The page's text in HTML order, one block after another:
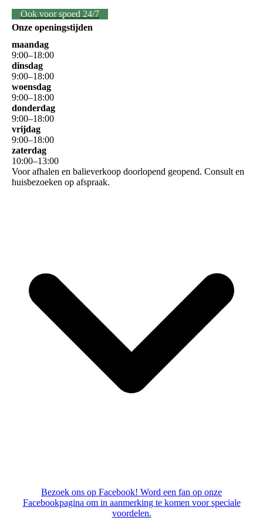
Ook voor spoed 24/7
Onze openingstijden
maandag
9:00–18:00
dinsdag
9:00–18:00
woensdag
9:00–18:00
donderdag
9:00–18:00
vrijdag
9:00–18:00
zaterdag
10:00–13:00
Voor afhalen en balieverkoop doorlopend geopend. Consult en
huisbezoeken op afspraak.
Bezoek ons op Facebook! Word een fan op onze
Facebookpagina om in aanmerking te komen voor speciale
voordelen.